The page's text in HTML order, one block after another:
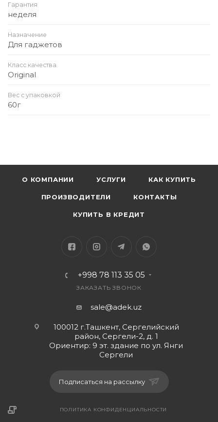
Гарантия
неделя
Назначение
Для гаджетов
Класс качества
Original
Вес с упаковкой
60г
О КОМПАНИИ УСЛУГИ КАК КУПИТЬ
ПРОИЗВОДИТЕЛИ КОНТАКТЫ
КУПИТЬ В КРЕДИТ
+998 78 113 35 05
ЗАКАЗАТЬ ЗВОНОК
sale@adek.uz
100012 г.Ташкент, Сергелийский
район, Сергели-2, д. 1
Ориентир: 9 эт. здание по ул. Янги
Сергели
Подписаться на рассылку
ПОЛИТИКА КОНФИДЕНЦИАЛЬНОСТИ